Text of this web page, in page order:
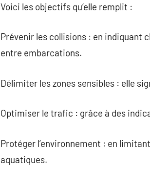
Voici les objectifs qu’elle remplit :
Prévenir les collisions : en indiquant
entre embarcations.
Délimiter les zones sensibles : elle
Optimiser le trafic : grâce à des
Protéger l’environnement : en
aquatiques.